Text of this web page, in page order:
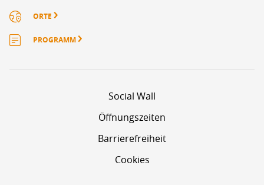
ORTE
PROGRAMM
Social Wall
Öffnungszeiten
Barrierefreiheit
Cookies